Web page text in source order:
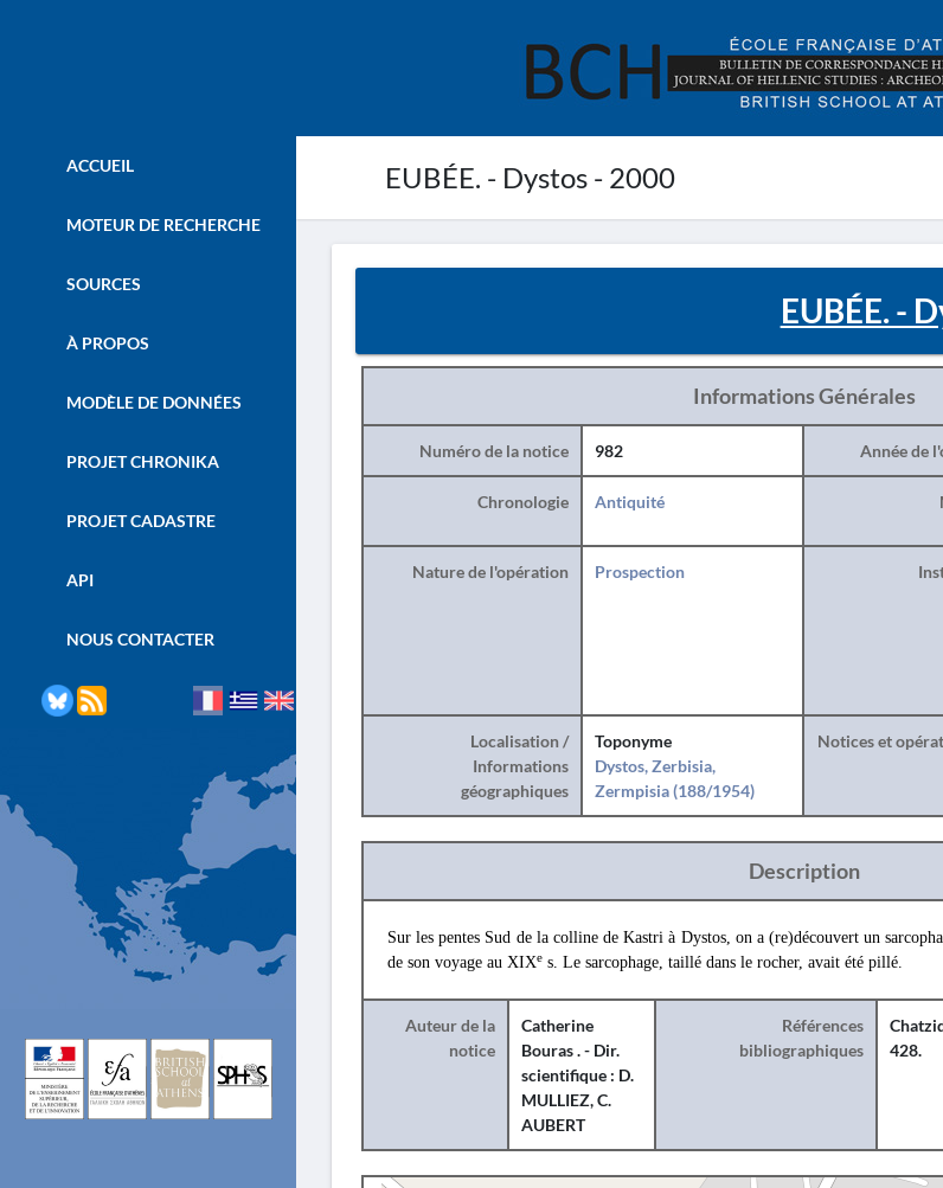
EUBÉE. - Dystos - 2000
ACCUEIL
MOTEUR DE RECHERCHE
SOURCES
À PROPOS
MODÈLE DE DONNÉES
PROJET CHRONIKA
PROJET CADASTRE
API
NOUS CONTACTER
EUBÉE. -
Informations Générales
Numéro de la notice 982 Année de
Chronologie Antiquité
Nature de l'opération Prospection
Localisation /
Informations
géographiques
Toponyme
Dystos, Zerbisia,
Zermpisia (188/1954)
Notices et
Description
Sur les pentes Sud de la colline de Kastri à Dystos, on a (re)découvert un
de son voyage au XIXe s. Le sarcophage, taillé dans le rocher, avait été pillé.
Auteur de la
notice
Catherine
Bouras . - Dir.
scientifique : D.
MULLIEZ, C.
AUBERT
Références
bibliographiques
428.